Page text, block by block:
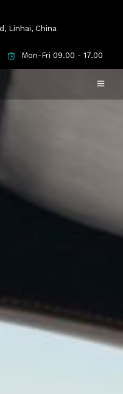
Linhai, China
Mon-Fri 09.00 - 17.00